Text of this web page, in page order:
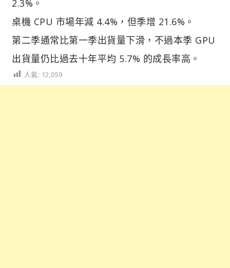
2.3%。
桌機 CPU 市場年減 4.4%，但季增 21.6%。
第二季通常比第一季出貨量下滑，不過本季 GPU
出貨量仍比過去十年平均 5.7% 的成長率高。
人氣: 12,059